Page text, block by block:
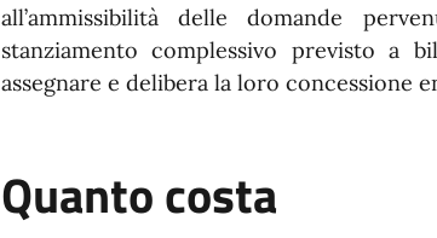
all’ammissibilità delle domande
stanziamento complessivo previsto a
assegnare e delibera la loro concessione
Quanto costa